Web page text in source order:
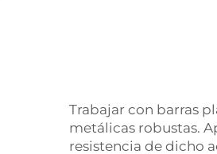
Trabajar con barras
metálicas robustas.
resistencia de dicho